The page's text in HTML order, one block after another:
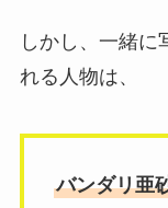
しかし、一緒に
れる人物は、
バンダリ亜